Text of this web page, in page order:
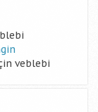
veblebi